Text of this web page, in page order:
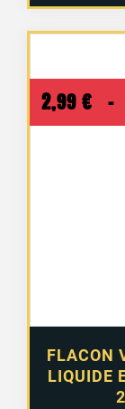
FLACON
LIQUIDE
2,99 € –